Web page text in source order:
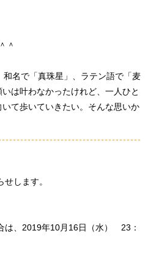
＾
名で「真珠星」、ラテン語で「麦
は叶わなかったけれど、一人ひと
て歩いていきたい。そんな思いか
せします。
は、2019年10月16日（水） 23：